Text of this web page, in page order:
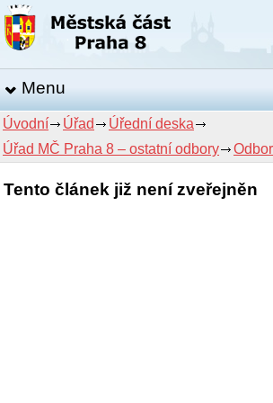
Menu
Úvodní Úřad
Úřední deska
Úřad MČ Praha 8 – ostatní odbory
Tento článek již není zveřejněn